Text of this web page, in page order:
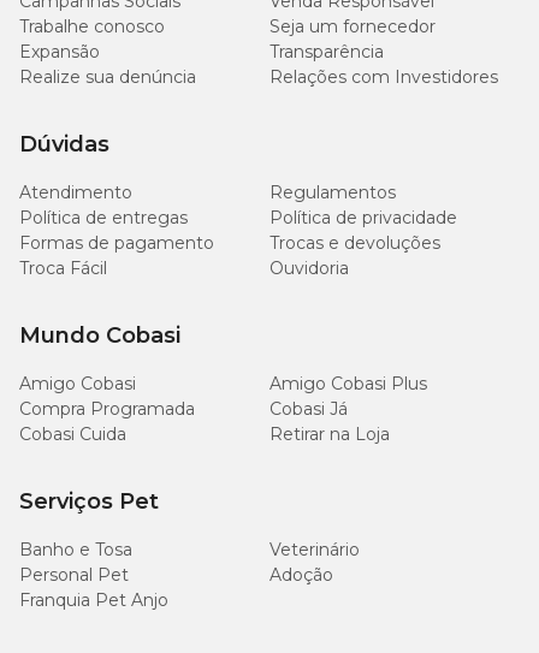
Separe uma escova e esponja nova apenas para uso na
limpeza do aquário;
Pegue os enfeites e separe em um tanque ou balde à parte;
E por fim, lave-os em água corrente sem cloro ou com a
Trabalhe conosco
Seja um fornecedor
Expansão
Transparência
Realize sua denúncia
Relações com Investidores
Dúvidas
Atendimento
Regulamentos
Política de entregas
Política de privacidade
Formas de pagamento
Trocas e devoluções
Troca Fácil
Ouvidoria
Mundo Cobasi
Amigo Cobasi
Amigo Cobasi Plus
Compra Programada
Cobasi Já
Cobasi Cuida
Retirar na Loja
Serviços Pet
Banho e Tosa
Veterinário
Personal Pet
Adoção
Franquia Pet Anjo